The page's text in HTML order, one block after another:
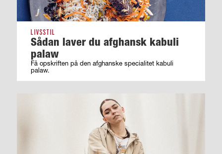
LIVSSTIL
Sådan laver du afghansk kabuli
palaw
Få opskriften på den afghanske specialitet kabuli
palaw.